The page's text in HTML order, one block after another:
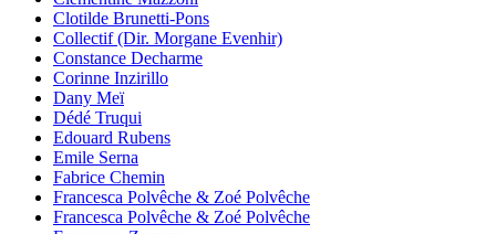
Clotilde Brunetti-Pons
Collectif (Dir. Morgane Evenhir)
Constance Decharme
Corinne Inzirillo
Dany Meï
Dédé Truqui
Edouard Rubens
Emile Serna
Fabrice Chemin
Francesca Polvêche & Zoé Polvêche
Francesca Polvêche & Zoé Polvêche